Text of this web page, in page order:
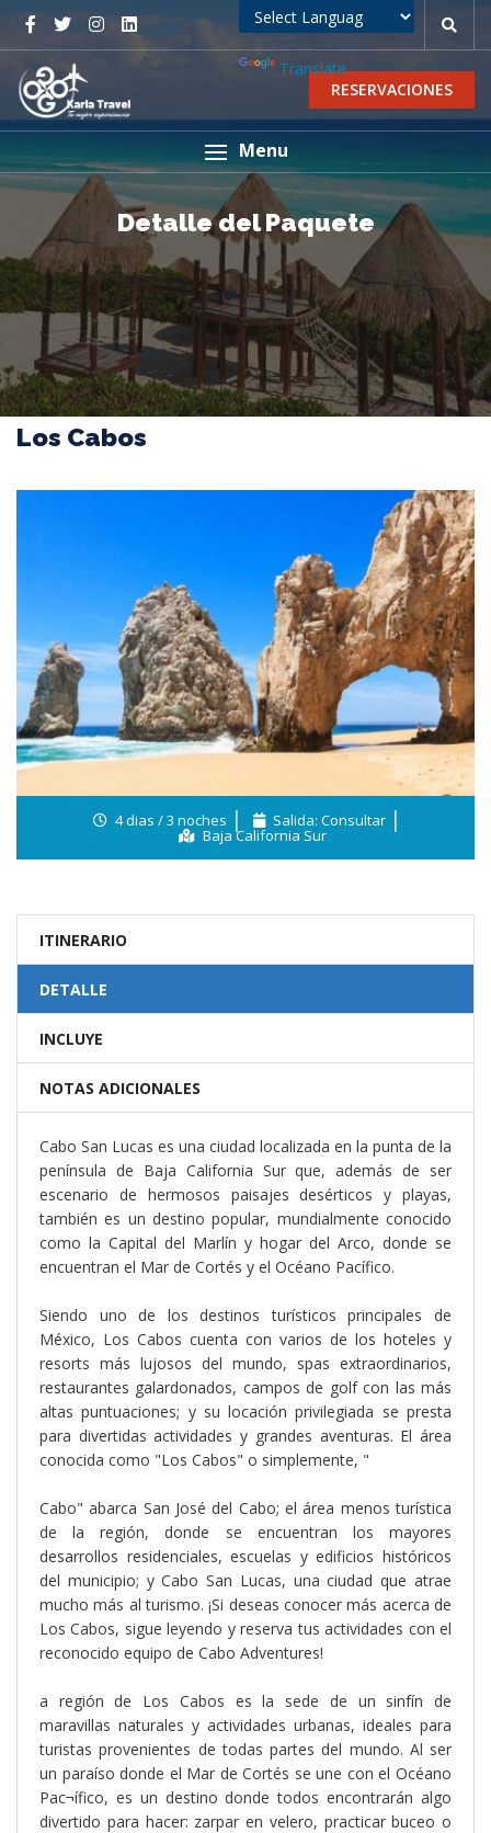
RESERVACIONES
Menu
Powered by
Translate
Detalle del Paquete
Los Cabos
4 dias / 3 noches Salida: Consultar
Baja California Sur
ITINERARIO
DETALLE
INCLUYE
NOTAS ADICIONALES
Cabo San Lucas es una ciudad localizada en la punta de la
península de Baja California Sur que, además de ser
escenario de hermosos paisajes desérticos y playas,
también es un destino popular, mundialmente conocido
como la Capital del Marlín y hogar del Arco, donde se
encuentran el Mar de Cortés y el Océano Pacífico.
Siendo uno de los destinos turísticos principales de
México, Los Cabos cuenta con varios de los hoteles y
resorts más lujosos del mundo, spas extraordinarios,
restaurantes galardonados, campos de golf con las más
altas puntuaciones; y su locación privilegiada se presta
para divertidas actividades y grandes aventuras. El área
conocida como "Los Cabos" o simplemente, "
Cabo" abarca San José del Cabo; el área menos turística
de la región, donde se encuentran los mayores
desarrollos residenciales, escuelas y edificios históricos
del municipio; y Cabo San Lucas, una ciudad que atrae
mucho más al turismo. ¡Si deseas conocer más acerca de
Los Cabos, sigue leyendo y reserva tus actividades con el
reconocido equipo de Cabo Adventures!
a región de Los Cabos es la sede de un sinfín de
maravillas naturales y actividades urbanas, ideales para
turistas provenientes de todas partes del mundo. Al ser
un paraíso donde el Mar de Cortés se une con el Océano
Pac¬ífico, es un destino donde todos encontrarán algo
divertido para hacer: zarpar en velero, practicar buceo o